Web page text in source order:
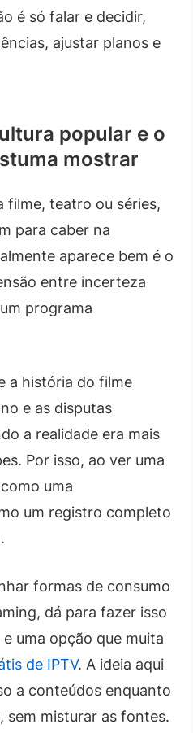
é só falar e decidir,
ajustar planos e
popular e o
mostrar
filme, teatro ou séries,
para caber na
aparece bem é o
entre incerteza
programa
a história do filme
e as disputas
a realidade era mais
Por isso, ao ver uma
uma
um registro completo
formas de consumo
dá para fazer isso
uma opção que muita
de IPTV. A ideia aqui
a conteúdos enquanto
sem misturar as fontes.